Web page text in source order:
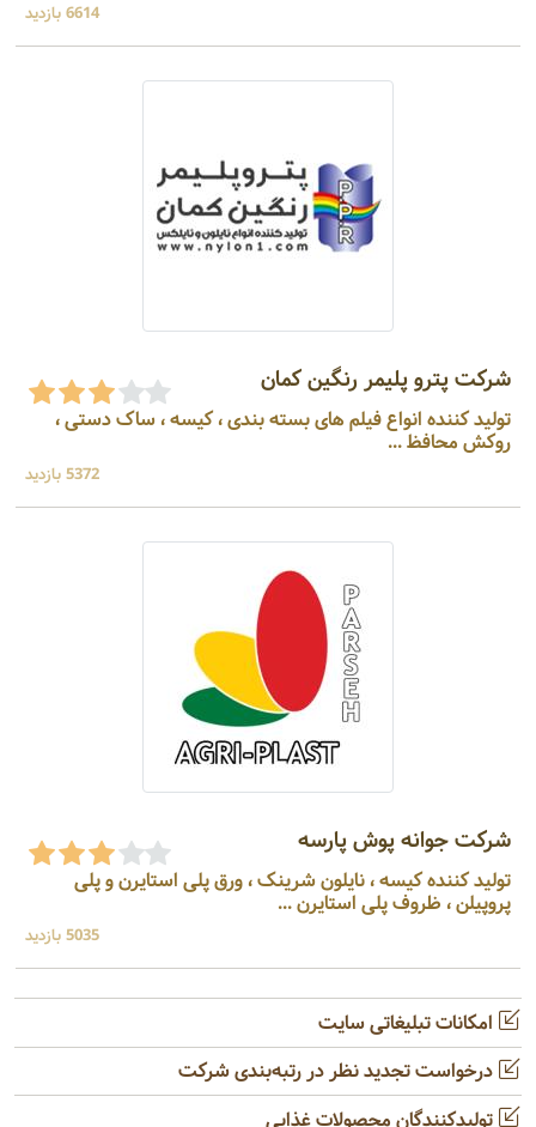
6614 بازدید
شرکت پترو پلیمر رنگین کمان
تولید کننده انواع فیلم های بسته بندی ، کیسه ، ساک دستی ،
روکش محافظ ...
5372 بازدید
شرکت جوانه پوش پارسه
تولید کننده کیسه ، نایلون شرینک ، ورق پلی استایرن و پلی
پروپیلن ، ظروف پلی استایرن ...
5035 بازدید
امکانات تبلیغاتی سایت
درخواست تجدید نظر در رتبه‌بندی شرکت
تولیدکنندگان محصولات غذایی